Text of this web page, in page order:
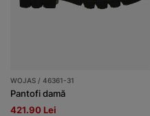
WOJAS / 46361-31
Pantofi damă
421.90 Lei